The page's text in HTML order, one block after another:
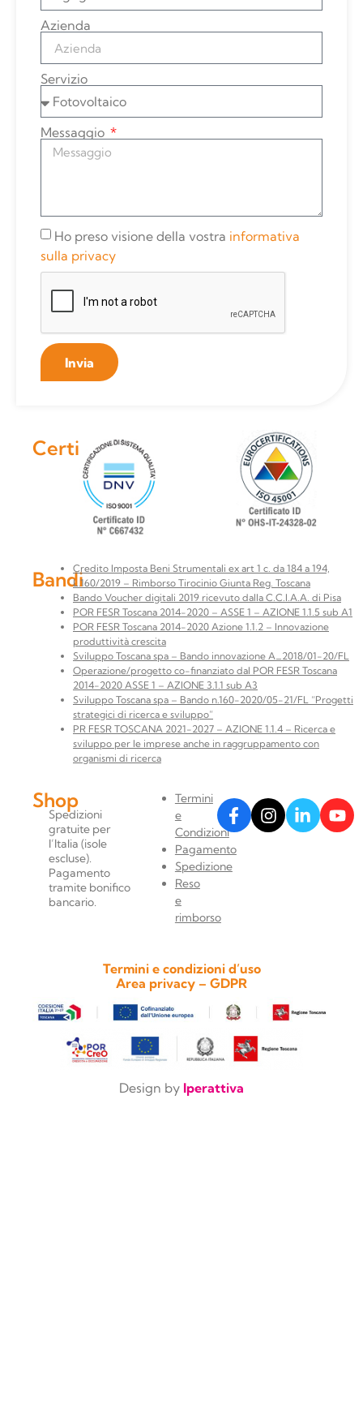
Azienda
Servizio
Messaggio
Ho preso visione della vostra informativa
sulla privacy
Invia
Certificazioni
BandiCredito Imposta Beni Strumentali ex art 1 c. da 184 a 194,
L.160/2019 – Rimborso Tirocinio Giunta Reg. Toscana
Bando Voucher digitali 2019 ricevuto dalla C.C.I.A.A. di Pisa
POR FESR Toscana 2014-2020 – ASSE 1 – AZIONE 1.1.5 sub A1
POR FESR Toscana 2014-2020 Azione 1.1.2 – Innovazione
produttività crescita
Sviluppo Toscana spa – Bando innovazione A_2018/01-20/FL
Operazione/progetto co-finanziato dal POR FESR Toscana
2014-2020 ASSE 1 – AZIONE 3.1.1 sub A3
Sviluppo Toscana spa – Bando n.160-2020/05-21/FL “Progetti
strategici di ricerca e sviluppo”
PR FESR TOSCANA 2021-2027 – AZIONE 1.1.4 – Ricerca e
sviluppo per le imprese anche in raggruppamento con
organismi di ricerca
Shop
Spedizioni
gratuite per
l’Italia (isole
escluse).
Pagamento
tramite bonifico
bancario.
Termini
e
Condizioni
Pagamento
Spedizione
Reso
e
rimborso
Termini e condizioni d’uso
Area privacy – GDPR
Design by Iperattiva